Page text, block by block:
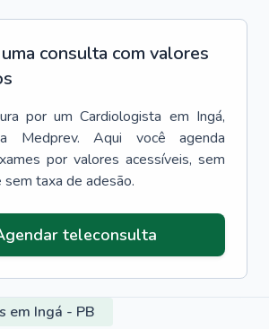
consulta com valores
por um Cardiologista em Ingá,
Medprev. Aqui você agenda
por valores acessíveis, sem
taxa de adesão.
teleconsulta
em Ingá - PB